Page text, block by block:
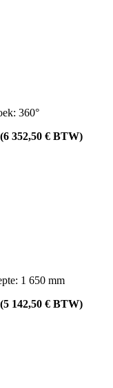
360°
352,50 € BTW)
1 650 mm
142,50 € BTW)